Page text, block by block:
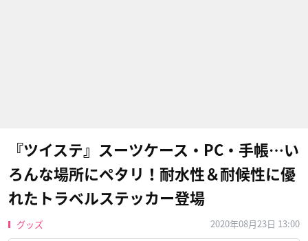
『ツイステ』スーツケース・PC・手帳…い
ろんな場所にペタリ！耐水性＆耐候性に優
れたトラベルステッカー登場
グッズ 2020年08月23日 13:00